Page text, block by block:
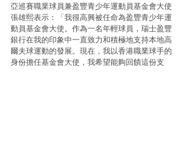
亞巡賽職業球員兼盈豐青少年運動員基金會大使
張雄熙表示：「我很高興被任命為盈豐青少年運
動員基金會大使。作為一名年輕球員，瑞士盈豐
銀行在我的印象中一直致力和積極地支持本地高
爾夫球運動的發展。現在，我以香港職業球手的
身份擔任基金會大使，我希望能夠回饋這份支